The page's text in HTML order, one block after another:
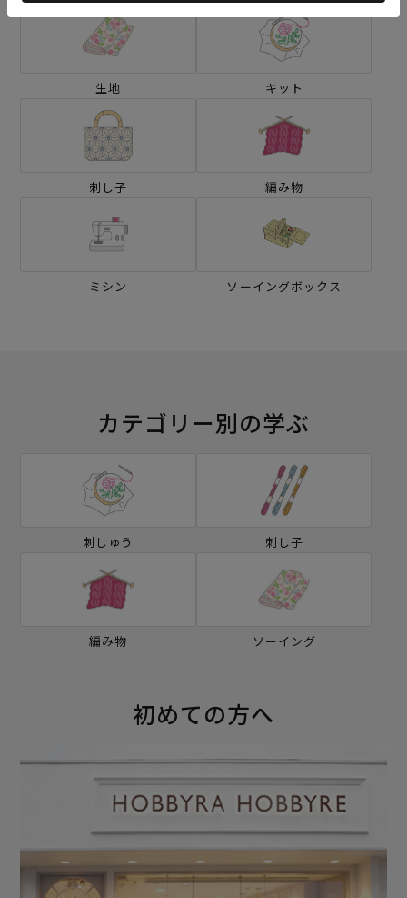
生地 キット
刺し子 編み物
ミシン ソーイングボックス
カテゴリー別の学ぶ
刺しゅう 刺し子
編み物 ソーイング
初めての方へ